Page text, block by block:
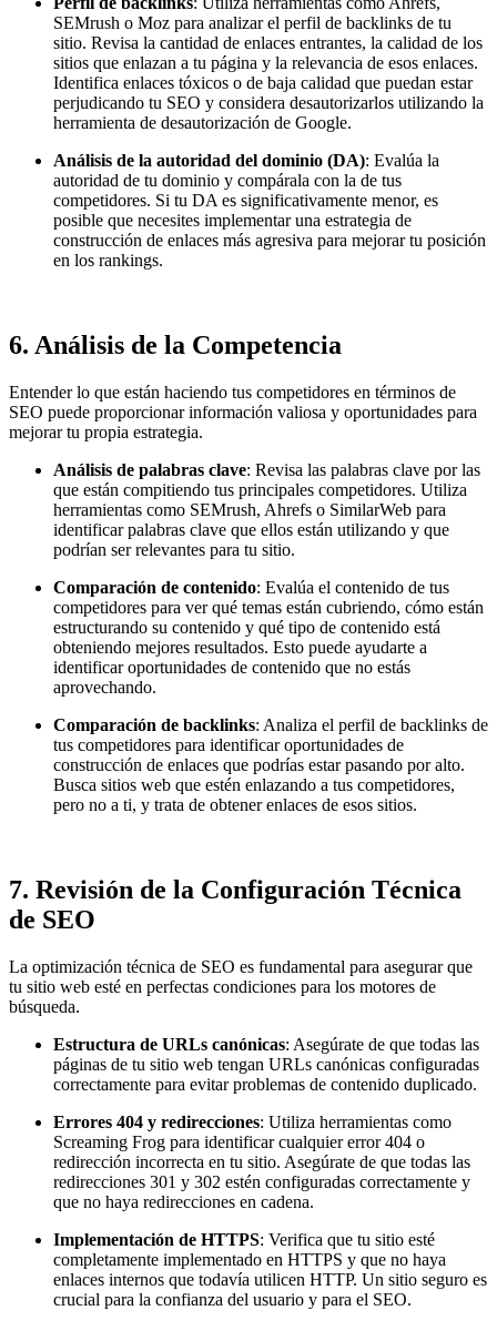
SEMrush o Moz para analizar el perfil de backlinks de tu
sitio. Revisa la cantidad de enlaces entrantes, la calidad de los
sitios que enlazan a tu página y la relevancia de esos enlaces.
Identifica enlaces tóxicos o de baja calidad que puedan estar
perjudicando tu SEO y considera desautorizarlos utilizando la
herramienta de desautorización de Google.
Análisis de la autoridad del dominio (DA): Evalúa la
autoridad de tu dominio y compárala con la de tus
competidores. Si tu DA es significativamente menor, es
posible que necesites implementar una estrategia de
construcción de enlaces más agresiva para mejorar tu posición
en los rankings.
6. Análisis de la Competencia
Entender lo que están haciendo tus competidores en términos de
SEO puede proporcionar información valiosa y oportunidades para
mejorar tu propia estrategia.
Análisis de palabras clave: Revisa las palabras clave por las
que están compitiendo tus principales competidores. Utiliza
herramientas como SEMrush, Ahrefs o SimilarWeb para
identificar palabras clave que ellos están utilizando y que
podrían ser relevantes para tu sitio.
Comparación de contenido: Evalúa el contenido de tus
competidores para ver qué temas están cubriendo, cómo están
estructurando su contenido y qué tipo de contenido está
obteniendo mejores resultados. Esto puede ayudarte a
identificar oportunidades de contenido que no estás
aprovechando.
Comparación de backlinks: Analiza el perfil de backlinks de
tus competidores para identificar oportunidades de
construcción de enlaces que podrías estar pasando por alto.
Busca sitios web que estén enlazando a tus competidores,
pero no a ti, y trata de obtener enlaces de esos sitios.
7. Revisión de la Configuración Técnica
de SEO
La optimización técnica de SEO es fundamental para asegurar que
tu sitio web esté en perfectas condiciones para los motores de
búsqueda.
Estructura de URLs canónicas: Asegúrate de que todas las
páginas de tu sitio web tengan URLs canónicas configuradas
correctamente para evitar problemas de contenido duplicado.
Errores 404 y redirecciones: Utiliza herramientas como
Screaming Frog para identificar cualquier error 404 o
redirección incorrecta en tu sitio. Asegúrate de que todas las
redirecciones 301 y 302 estén configuradas correctamente y
que no haya redirecciones en cadena.
Implementación de HTTPS: Verifica que tu sitio esté
completamente implementado en HTTPS y que no haya
enlaces internos que todavía utilicen HTTP. Un sitio seguro es
crucial para la confianza del usuario y para el SEO.